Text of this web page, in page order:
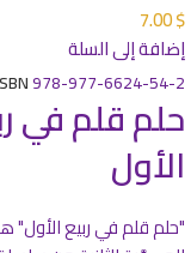
7.00$
إضافة إلى السلة
978-977-6624-54-2
حلم قلم في
الأول
"حلم قلم في ربيع